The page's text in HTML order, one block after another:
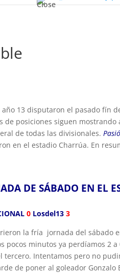
Close
13 disputaron el pasado fín
de posiciones siguen
de todas las divisionales.
en el estadio Charrúa. En
DE SÁBADO EN EL
0 Losdel133
la fría jornada del sábado
pocos minutos ya perdíamos 2
Intentamos pero no
de poner al goleador